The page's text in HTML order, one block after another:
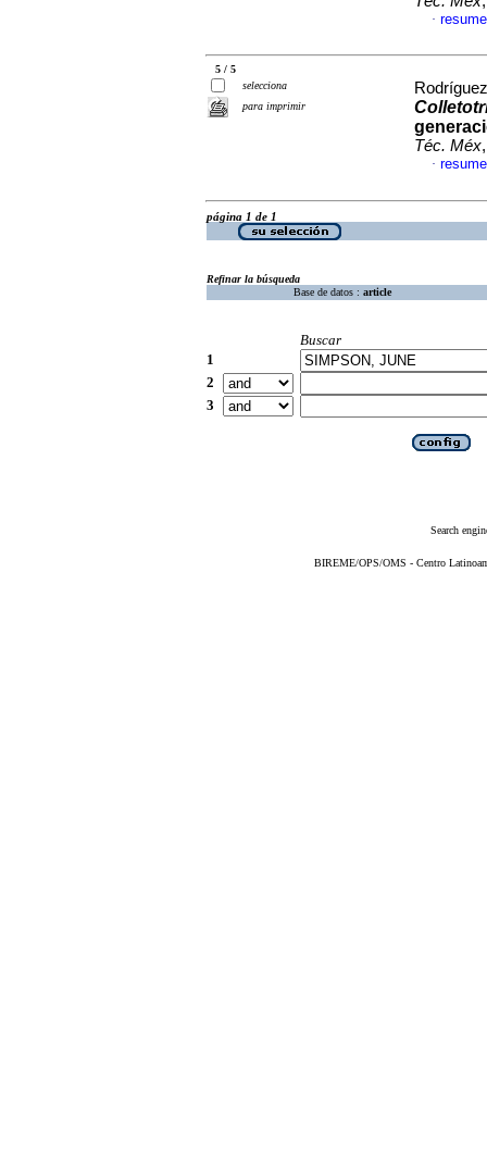
·
5 / 5
selecciona
para imprimir
Téc. Méx
·
página 1 de 1
Refinar la búsqueda
Base de datos : article
Buscar
1
2
3
Search
BIREME/OPS/OMS - Centro